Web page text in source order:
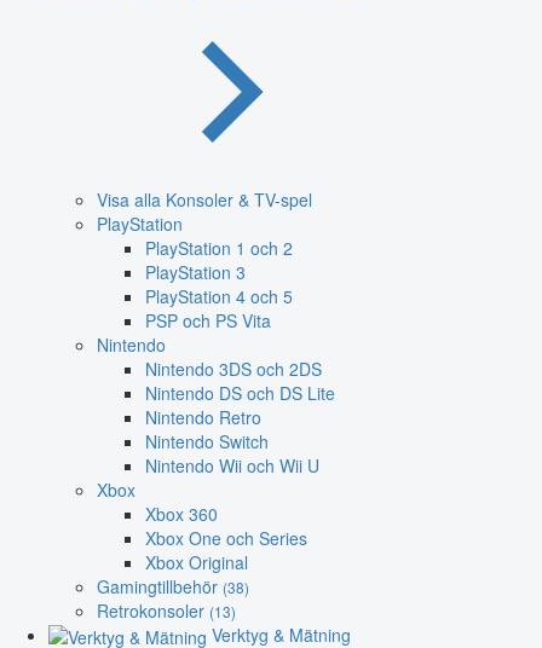
Visa alla Konsoler & TV-spel
PlayStation
PlayStation 1 och 2
PlayStation 3
PlayStation 4 och 5
PSP och PS Vita
Nintendo
Nintendo 3DS och 2DS
Nintendo DS och DS Lite
Nintendo Retro
Nintendo Switch
Nintendo Wii och Wii U
Xbox
Xbox 360
Xbox One och Series
Xbox Original
Gamingtillbehör (38)
Retrokonsoler (13)
Verktyg & Mätning